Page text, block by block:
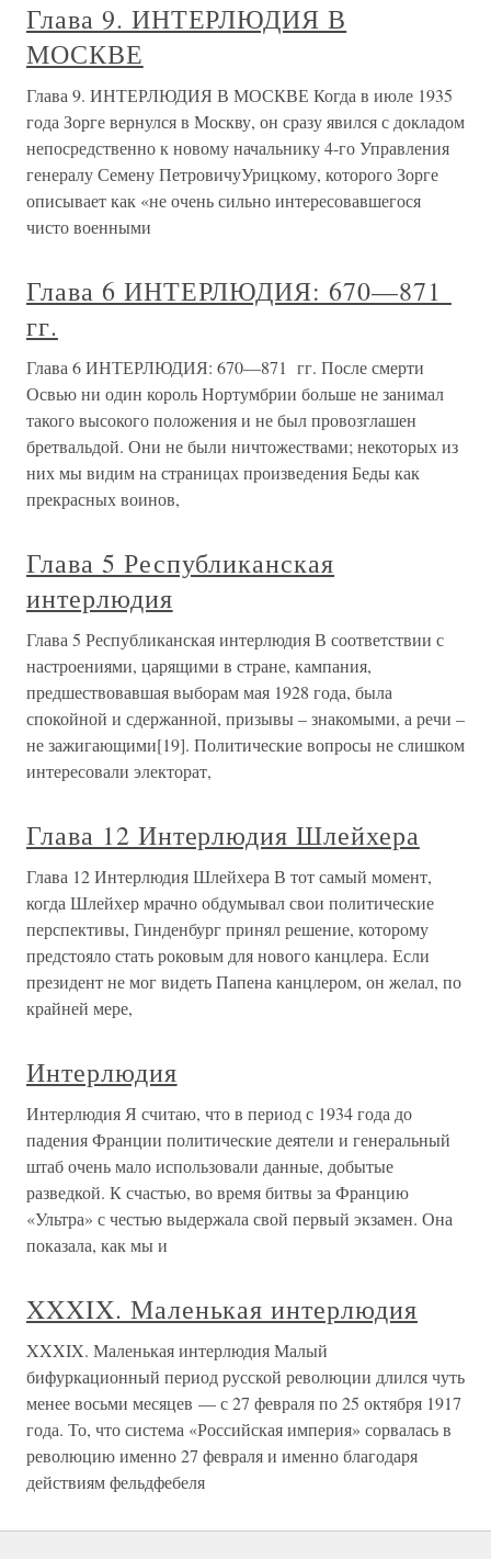
Глава 9. ИНТЕРЛЮДИЯ В
МОСКВЕ
Глава 9. ИНТЕРЛЮДИЯ В МОСКВЕ Когда в июле 1935
года Зорге вернулся в Москву, он сразу явился с докладом
непосредственно к новому начальнику 4-го Управления
генералу Семену ПетровичуУрицкому, которого Зорге
описывает как «не очень сильно интересовавшегося
чисто военными
Глава 6 ИНТЕРЛЮДИЯ: 670—871
гг.
Глава 6 ИНТЕРЛЮДИЯ: 670—871 гг. После смерти
Освью ни один король Нортумбрии больше не занимал
такого высокого положения и не был провозглашен
бретвальдой. Они не были ничтожествами; некоторых из
них мы видим на страницах произведения Беды как
прекрасных воинов,
Глава 5 Республиканская
интерлюдия
Глава 5 Республиканская интерлюдия В соответствии с
настроениями, царящими в стране, кампания,
предшествовавшая выборам мая 1928 года, была
спокойной и сдержанной, призывы – знакомыми, а речи –
не зажигающими[19]. Политические вопросы не слишком
интересовали электорат,
Глава 12 Интерлюдия Шлейхера
Глава 12 Интерлюдия Шлейхера В тот самый момент,
когда Шлейхер мрачно обдумывал свои политические
перспективы, Гинденбург принял решение, которому
предстояло стать роковым для нового канцлера. Если
президент не мог видеть Папена канцлером, он желал, по
крайней мере,
Интерлюдия
Интерлюдия Я считаю, что в период с 1934 года до
падения Франции политические деятели и генеральный
штаб очень мало использовали данные, добытые
разведкой. К счастью, во время битвы за Францию
«Ультра» с честью выдержала свой первый экзамен. Она
показала, как мы и
XXXIX. Маленькая интерлюдия
XXXIX. Маленькая интерлюдия Малый
бифуркационный период русской революции длился чуть
менее восьми месяцев — с 27 февраля по 25 октября 1917
года. То, что система «Российская империя» сорвалась в
революцию именно 27 февраля и именно благодаря
действиям фельдфебеля